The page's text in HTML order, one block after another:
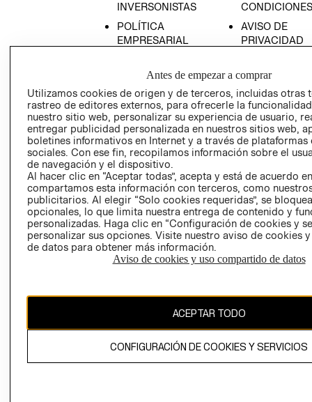
INVERSONISTAS
POLÍTICA
EMPRESARIAL
CONDICIONES
AVISO DE
PRIVACIDAD
AVISO DE
COOKIES
LIBRO DE
Ecuador ($)
CAMBIAR REGIÓN
El contenido de esta página web está protegido por copyright y es
Antes de empezar a comprar
Utilizamos cookies de origen y de terceros, incluidas otras
rastreo de editores externos, para ofrecerle la
nuestro sitio web, personalizar su experiencia de usuario,
entregar publicidad personalizada en nuestros sitios web,
boletines informativos en Internet y a través de plataformas
sociales. Con ese fin, recopilamos información sobre el
de navegación y el dispositivo.
Al hacer clic en “Aceptar todas”, acepta y está de acuerdo
compartamos esta información con terceros, como
publicitarios. Al elegir “Solo cookies requeridas”, se
opcionales, lo que limita nuestra entrega de contenido y
personalizadas. Haga clic en “Configuración de cookies y
personalizar sus opciones. Visite nuestro aviso de cookies
de datos para obtener más información.
Aviso de cookies y uso compartido de datos
ACEPTAR TODO
CONFIGURACIÓN DE COOKIES Y SERVICIOS